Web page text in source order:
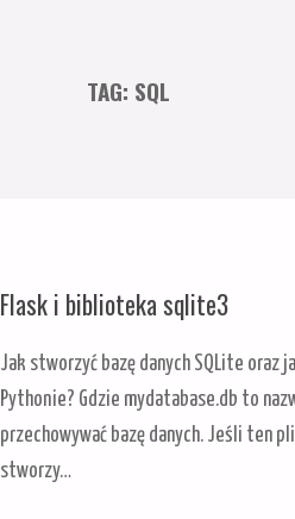
TAG: SQL
Flask i biblioteka sqlite3
Jak stworzyć bazę danych SQLite oraz
Pythonie? Gdzie mydatabase.db to
przechowywać bazę danych. Jeśli ten
stworzy…